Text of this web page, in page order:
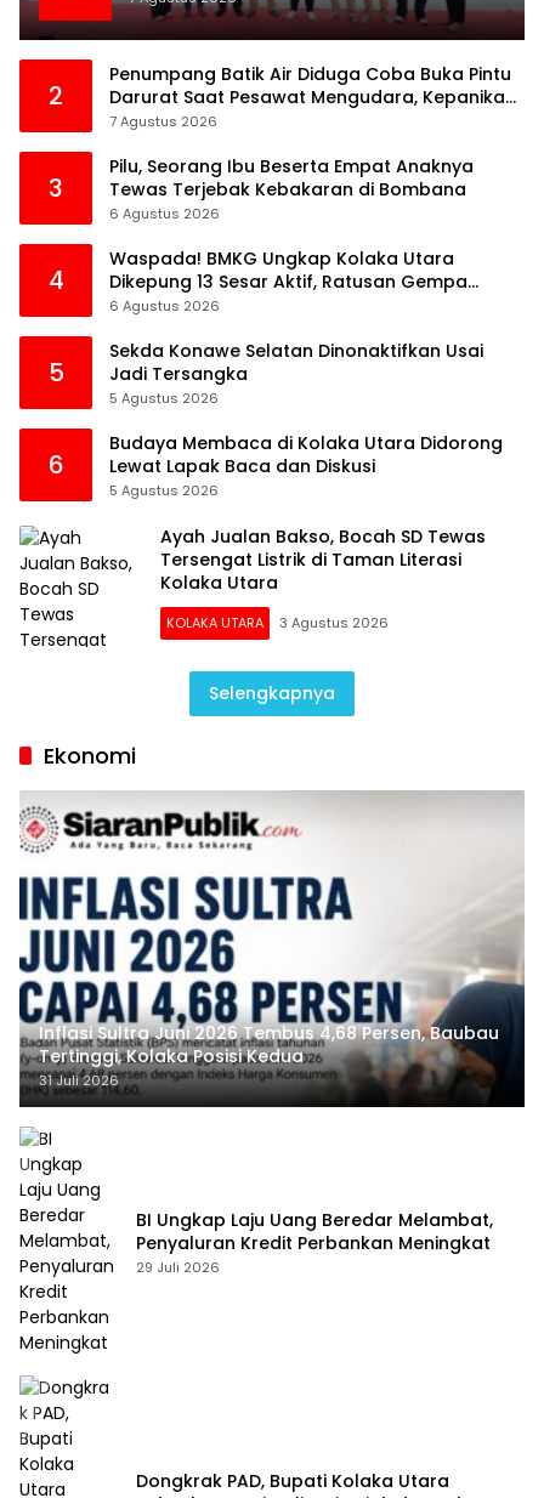
2
Penumpang Batik Air Diduga Coba Buka Pintu
Darurat Saat Pesawat Mengudara, Kepanikan
Pecah di Dalam Kabin
7 Agustus 2026
3
Pilu, Seorang Ibu Beserta Empat Anaknya
Tewas Terjebak Kebakaran di Bombana
6 Agustus 2026
4
Waspada! BMKG Ungkap Kolaka Utara
Dikepung 13 Sesar Aktif, Ratusan Gempa
Sudah Terekam
6 Agustus 2026
5
Sekda Konawe Selatan Dinonaktifkan Usai
Jadi Tersangka
5 Agustus 2026
6
Budaya Membaca di Kolaka Utara Didorong
Lewat Lapak Baca dan Diskusi
5 Agustus 2026
Ayah Jualan Bakso, Bocah SD Tewas
Tersengat Listrik di Taman Literasi
Kolaka Utara
KOLAKA UTARA 3 Agustus 2026
Selengkapnya
Ekonomi
Inflasi Sultra Juni 2026 Tembus 4,68 Persen, Baubau
Tertinggi, Kolaka Posisi Kedua
31 Juli 2026
BI Ungkap Laju Uang Beredar Melambat,
Penyaluran Kredit Perbankan Meningkat
29 Juli 2026
Dongkrak PAD, Bupati Kolaka Utara